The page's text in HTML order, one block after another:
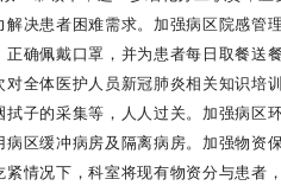
解决患者困难需求。加强病区院感
正确佩戴口罩，并为患者每日取餐
对全体医护人员新冠肺炎相关知识
拭子的采集等，人人过关。加强病
病区缓冲病房及隔离病房。加强物
紧情况下，科室将现有物资分与患